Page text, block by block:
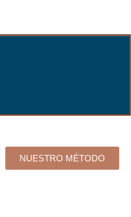
NUESTRO MÉTODO